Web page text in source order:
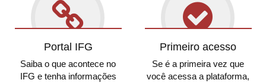
Portal IFG
Saiba o que acontece no
IFG e tenha informações
Primeiro acesso
Se é a primeira vez que
você acessa a plataforma,